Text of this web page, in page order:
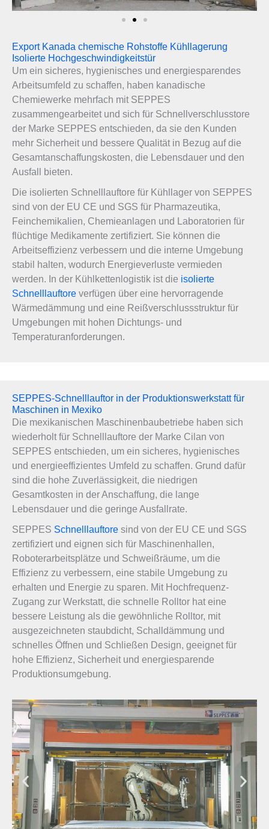
Export Kanada chemische Rohstoffe Kühllagerung
Isolierte Hochgeschwindigkeitstür
Um ein sicheres, hygienisches und energiesparendes
Arbeitsumfeld zu schaffen, haben kanadische
Chemiewerke mehrfach mit SEPPES
zusammengearbeitet und sich für Schnellverschlusstore
der Marke SEPPES entschieden, da sie den Kunden
mehr Sicherheit und bessere Qualität in Bezug auf die
Gesamtanschaffungskosten, die Lebensdauer und den
Ausfall bieten.
Die isolierten Schnelllauftore für Kühllager von SEPPES
sind von der EU CE und SGS für Pharmazeutika,
Feinchemikalien, Chemieanlagen und Laboratorien für
flüchtige Medikamente zertifiziert. Sie können die
Arbeitseffizienz verbessern und die interne Umgebung
stabil halten, wodurch Energieverluste vermieden
werden. In der Kühlkettenlogistik ist die isolierte
Schnelllauftore verfügen über eine hervorragende
Wärmedämmung und eine Reißverschlussstruktur für
Umgebungen mit hohen Dichtungs- und
Temperaturanforderungen.
SEPPES-Schnelllauftor in der Produktionswerkstatt für
Maschinen in Mexiko
Die mexikanischen Maschinenbaubetriebe haben sich
wiederholt für Schnelllauftore der Marke Cilan von
SEPPES entschieden, um ein sicheres, hygienisches
und energieeffizientes Umfeld zu schaffen. Grund dafür
sind die hohe Zuverlässigkeit, die niedrigen
Gesamtkosten in der Anschaffung, die lange
Lebensdauer und die geringe Ausfallrate.
SEPPES Schnelllauftore sind von der EU CE und SGS
zertifiziert und eignen sich für Maschinenhallen,
Roboterarbeitsplätze und Schweißräume, um die
Effizienz zu verbessern, eine stabile Umgebung zu
erhalten und Energie zu sparen. Mit Hochfrequenz-
Zugang zur Werkstatt, die schnelle Rolltor hat eine
bessere Leistung als die gewöhnliche Rolltor, mit
ausgezeichneten staubdicht, Schalldämmung und
schnelles Öffnen und Schließen Design, geeignet für
hohe Effizienz, Sicherheit und energiesparende
Produktionsumgebung.